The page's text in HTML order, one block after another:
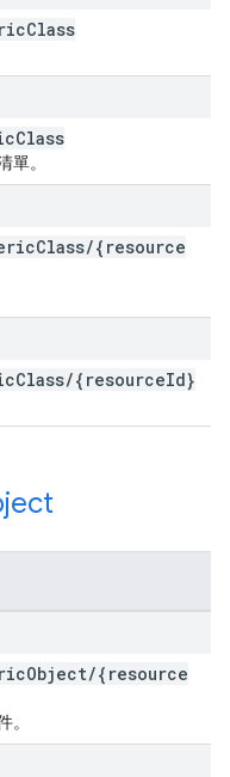
Class
Class
單。
Class/{resource
Class/{resourceId}
Object/{resource
。